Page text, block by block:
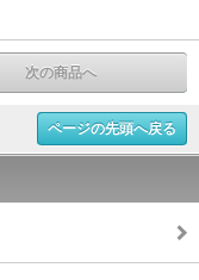
次の商品へ
ページの先頭へ戻る